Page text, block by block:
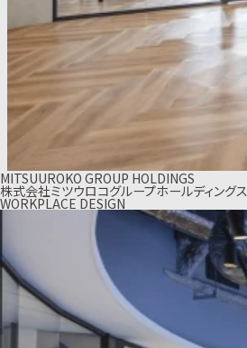
MITSUUROKO GROUP HOLDINGS
株式会社ミツウロコグループホールディングス
WORKPLACE DESIGN